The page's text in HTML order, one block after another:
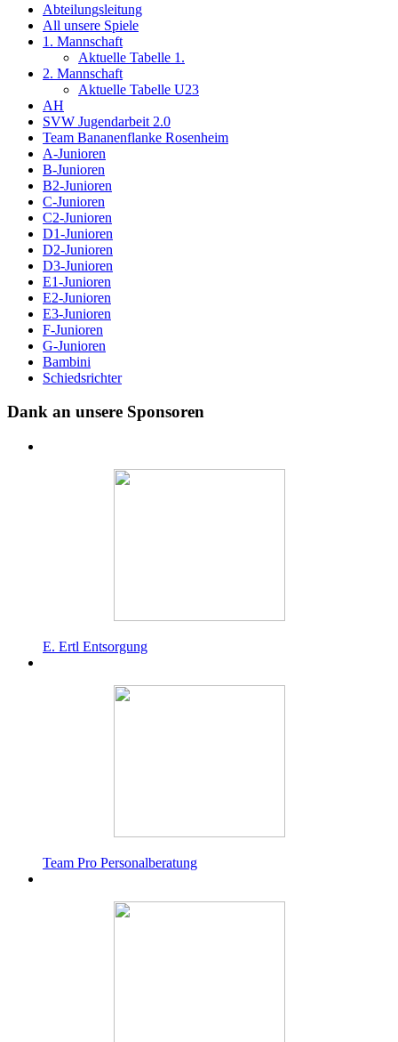
Abteilungsleitung
All unsere Spiele
1. Mannschaft
Aktuelle Tabelle 1.
2. Mannschaft
Aktuelle Tabelle U23
AH
SVW Jugendarbeit 2.0
Team Bananenflanke Rosenheim
A-Junioren
B-Junioren
B2-Junioren
C-Junioren
C2-Junioren
D1-Junioren
D2-Junioren
D3-Junioren
E1-Junioren
E2-Junioren
E3-Junioren
F-Junioren
G-Junioren
Bambini
Schiedsrichter
Dank an unsere Sponsoren
E. Ertl Entsorgung
Team Pro Personalberatung